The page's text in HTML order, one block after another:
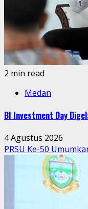
2 min read
Medan
BI Investment Day
4 Agustus 2026
PRSU Ke-50